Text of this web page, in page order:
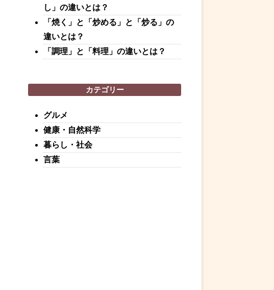
し」の違いとは？
「焼く」と「炒める」と「炒る」の
違いとは？
「調理」と「料理」の違いとは？
カテゴリー
グルメ
健康・自然科学
暮らし・社会
言葉